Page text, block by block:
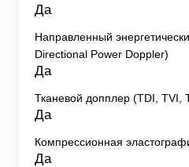
Да
Направленный
Directional Power Doppler)
Да
Тканевой допплер (TDI, TVI,
Да
Компрессионная
Да